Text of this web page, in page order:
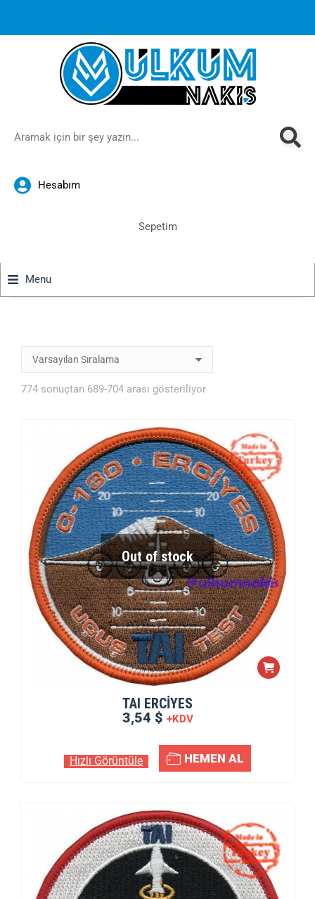
1000 TL ve üzeri siparişlerinizde ücretsiz kargoya ek
İndirimanında sepette!
Hesabım
Sepetim
Menu
774 sonuçtan 689-704 arası gösteriliyor
Out of stock
TAI ERCİYES
3,54 $ +KDV
Hızlı Görüntüle HEMEN AL